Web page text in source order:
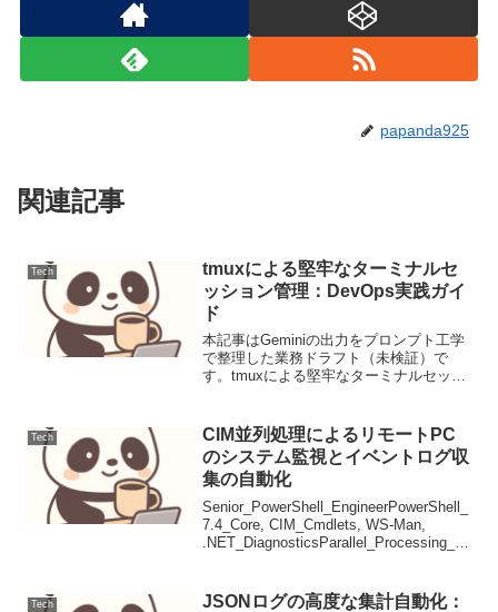
papanda925
関連記事
Tech
tmuxによる堅牢なターミナルセ
ッション管理：DevOps実践ガイ
ド
本記事はGeminiの出力をプロンプト工学
で整理した業務ドラフト（未検証）で
す。tmuxによる堅牢なターミナルセッシ
同時に監視・操作することが日常的に行
われま...
Tech
CIM並列処理によるリモートPC
のシステム監視とイベントログ収
集の自動化
Senior_PowerShell_EngineerPowerShell_
7.4_Core, CIM_Cmdlets, WS-Man,
.NET_DiagnosticsParallel_Processing_vi
Tech
JSONログの高度な集計自動化：